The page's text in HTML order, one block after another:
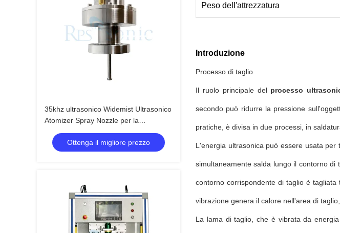
35khz ultrasonico Widemist Ultrasonico
Atomizer Spray Nozzle per la
produzione di celle a combustibile
Ottenga il migliore prezzo
Peso dell'attrezzatura
Introduzione
Processo di taglio
Il ruolo principale del processo
secondo può ridurre la pressione
pratiche, è divisa in due processi, in
L'energia ultrasonica può essere usata
simultaneamente salda lungo il contorno
contorno corrispondente di taglio è
vibrazione genera il calore nell'area di
La lama di taglio, che è vibrata da